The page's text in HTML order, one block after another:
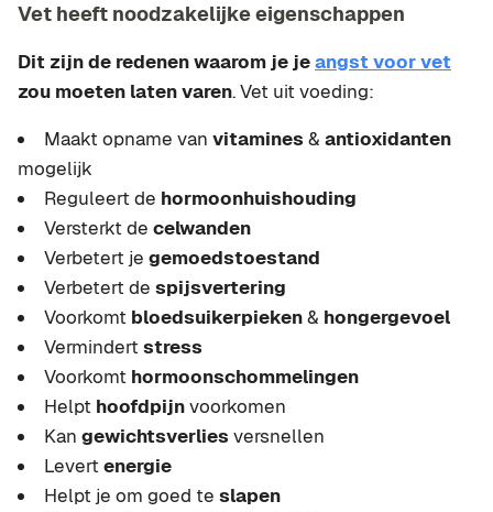
Vet heeft noodzakelijke eigenschappen
Dit zijn de redenen waarom je jeangst voor vet
zou moeten laten varen. Vet uit voeding:
Maakt opname van vitamines & antioxidanten
mogelijk
Reguleert de hormoonhuishouding
Versterkt de celwanden
Verbetert je gemoedstoestand
Verbetert de spijsvertering
Voorkomt bloedsuikerpieken& hongergevoel
Vermindert stress
Voorkomt hormoonschommelingen
Helpt hoofdpijnvoorkomen
Kan gewichtsverlies versnellen
Levert energie
Helpt je om goed te slapen